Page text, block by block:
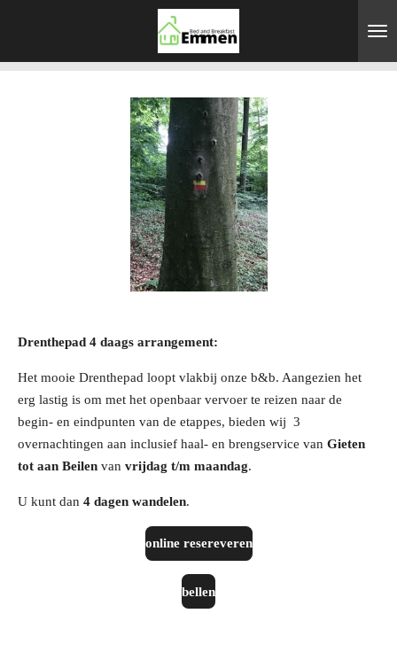
naar
Drenthepad 4 daags arrangement:
Het mooie Drenthepad loopt vlakbij onze b&b. Aangezien het
erg lastig is om met het openbaar vervoer te reizen naar de
begin- en eindpunten van de etappes, bieden wij 3
overnachtingen aan inclusief haal- en brengservice van Gieten
tot aan Beilen van vrijdag t/m maandag.
U kunt dan 4 dagen wandelen.
online resereveren
bellen